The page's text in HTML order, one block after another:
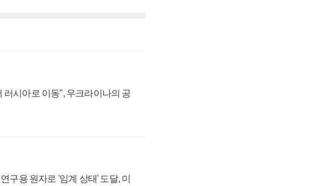
러시아로 이동", 우크라이나의 공
구용 원자로 '임계 상태' 도달, 미